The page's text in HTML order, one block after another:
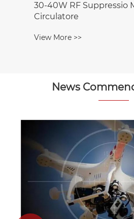
30-40W RF Suppressio
Circulatore
View More >>
News